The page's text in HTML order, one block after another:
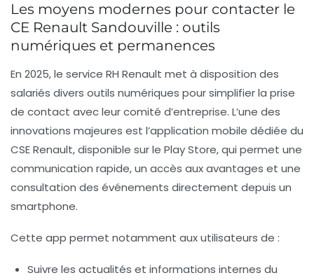
Les moyens modernes pour contacter le
CE Renault Sandouville : outils
numériques et permanences
En 2025, le service RH Renault met à disposition des
salariés divers outils numériques pour simplifier la prise
de contact avec leur comité d’entreprise. L’une des
innovations majeures est l’application mobile dédiée du
CSE Renault, disponible sur le Play Store, qui permet une
communication rapide, un accès aux avantages et une
consultation des événements directement depuis un
smartphone.
Cette app permet notamment aux utilisateurs de :
Suivre les actualités et informations internes du